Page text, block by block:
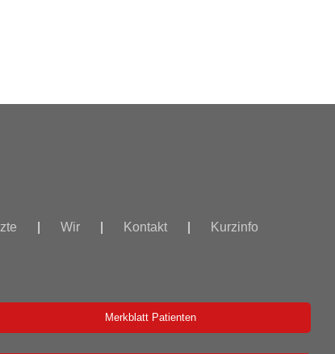
Wir Kontakt Kurzinfo
Merkblatt Patienten